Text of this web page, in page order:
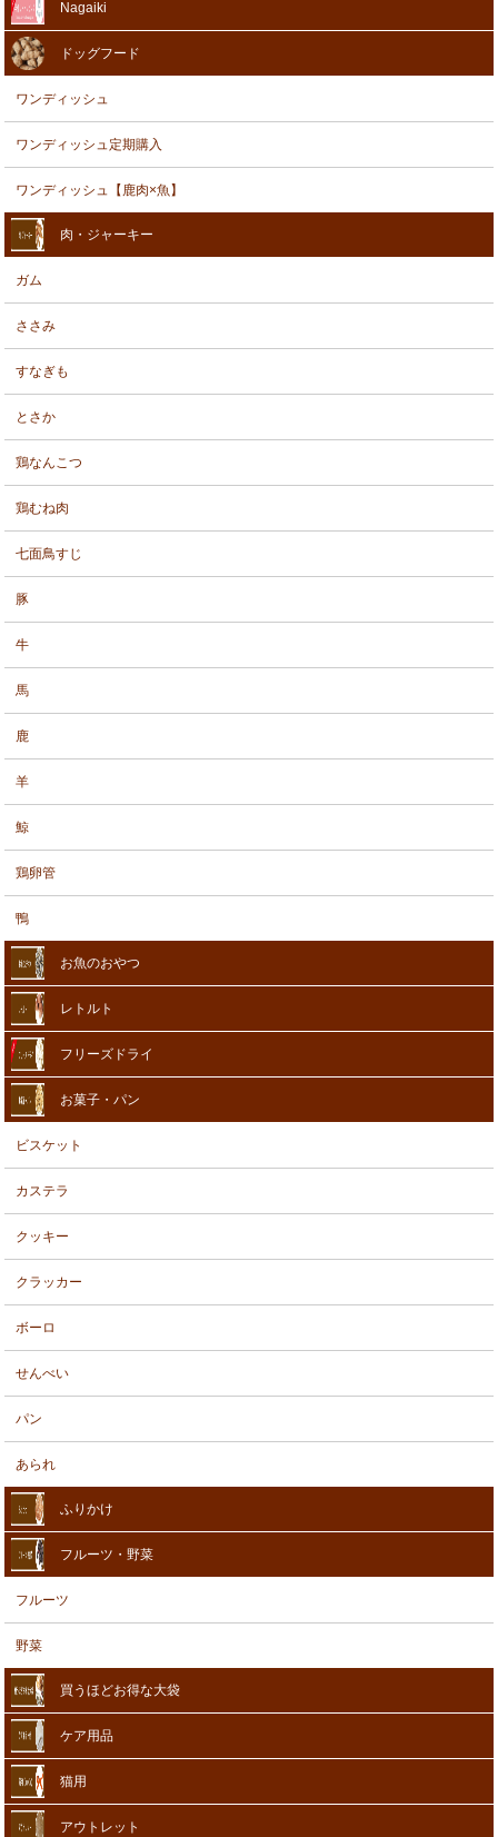
Nagaiki
ドッグフード
ワンディッシュ
ワンディッシュ定期購入
ワンディッシュ【鹿肉×魚】
肉・ジャーキー
ガム
ささみ
すなぎも
とさか
鶏なんこつ
鶏むね肉
七面鳥すじ
豚
牛
馬
鹿
羊
鯨
鶏卵管
鴨
お魚のおやつ
レトルト
フリーズドライ
お菓子・パン
ビスケット
カステラ
クッキー
クラッカー
ボーロ
せんべい
パン
あられ
ふりかけ
フルーツ・野菜
フルーツ
野菜
買うほどお得な大袋
ケア用品
猫用
アウトレット